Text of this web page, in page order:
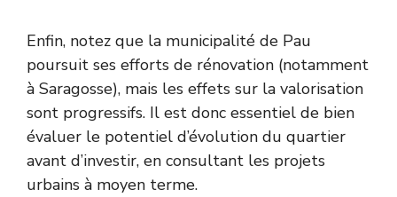
Enfin, notez que la municipalité de Pau
poursuit ses efforts de rénovation (notamment
à Saragosse), mais les effets sur la valorisation
sont progressifs. Il est donc essentiel de bien
évaluer le potentiel d’évolution du quartier
avant d’investir, en consultant les projets
urbains à moyen terme.